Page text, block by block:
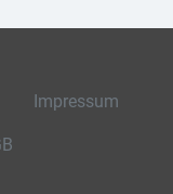
Impressum